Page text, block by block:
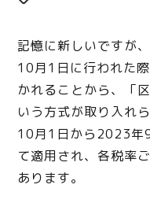
記憶に新しいですが
10月1日に行われた
かれることから、「
いう方式が取り入れ
10月1日から2023年
て適用され、各税率
あります。